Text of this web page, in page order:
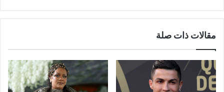
مقالات ذات صلة